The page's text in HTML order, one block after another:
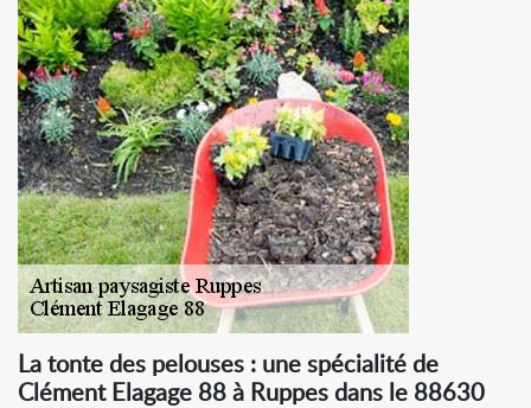
La tonte des pelouses : une spécialité de
Clément Elagage 88 à Ruppes dans le 88630